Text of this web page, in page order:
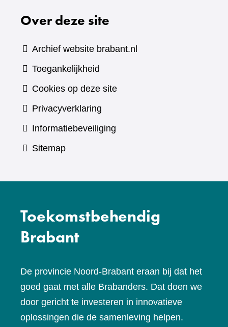
website)
Over deze site
Archief website brabant.nl
Toegankelijkheid
Cookies op deze site
Privacyverklaring
Informatiebeveiliging
Sitemap
Toekomstbehendig
Brabant
De provincie Noord-Brabant eraan bij dat het
goed gaat met alle Brabanders. Dat doen we
door gericht te investeren in innovatieve
oplossingen die de samenleving helpen.